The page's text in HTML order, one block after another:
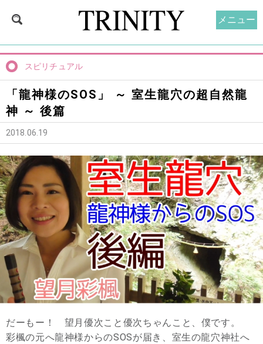
スピリチュアル
「龍神様のSOS」 ～ 室生龍穴の超自然龍
神 ～ 後篇
2018.06.19
だーもー！ 望月優次こと優次ちゃんこと、僕です。
彩楓の元へ龍神様からのSOSが届き、室生の龍穴神社へ
メニュー